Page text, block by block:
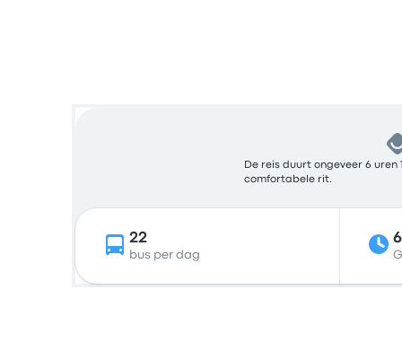
De reis duurt ongeveer 6
comfortabele rit.
22
bus per dag